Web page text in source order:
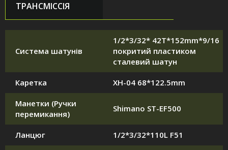
ТРАНСМІССІЯ
Система шатунів
1/2*3/32* 42T*152mm*9/16
покритий пластиком
сталевий шатун
Каретка XH-04 68*122.5mm
Манетки (Ручки
перемикання)
Shimano ST-EF500
Ланцюг 1/2*3/32*110L F51